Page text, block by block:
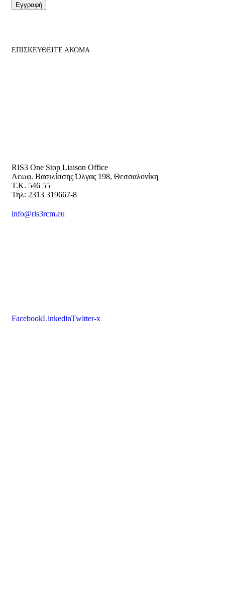
Εγγραφή
ΕΠΙΣΚΕΥΘΕΙΤΕ ΑΚΟΜΑ
RIS3 One Stop Liaison Office
Λεωφ. Βασιλίσσης Όλγας 198, Θεσσαλονίκη
Τ.Κ. 546 55
Τηλ: 2313 319667-8
info@ris3rcm.eu
FacebookLinkedinTwitter-x